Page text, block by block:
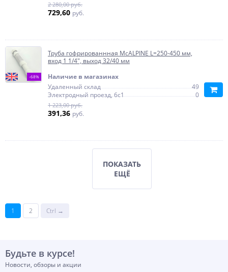
2 280,00 руб.
729,60 руб.
-68%
Труба гофрированнная McALPINE L=250-450 мм,
вход 1 1/4", выход 32/40 мм
Наличие в магазинах
Удаленный склад
49
Электродный проезд, 6с1
0
1 223,00 руб.
391,36 руб.
ПОКАЗАТЬ
ЕЩЁ
1 2 Ctrl →
Будьте в курсе!
Новости, обзоры и акции